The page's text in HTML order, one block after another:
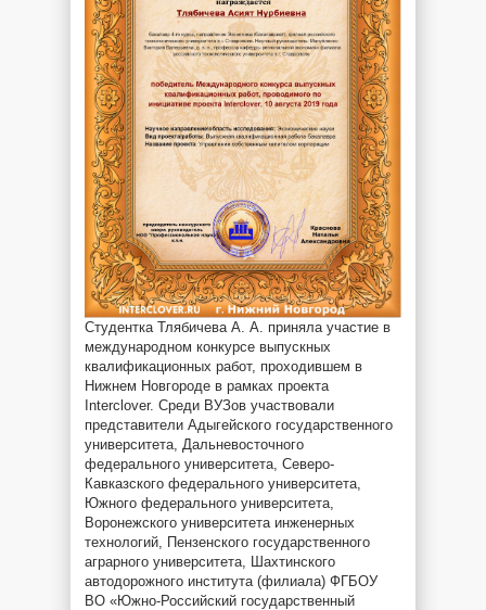
Студентка Тлябичева А. А. приняла участие в
международном конкурсе выпускных
квалификационных работ, проходившем в
Нижнем Новгороде в рамках проекта
Interclover. Среди ВУЗов участвовали
представители Адыгейского государственного
университета, Дальневосточного
федерального университета, Северо-
Кавказского федерального университета,
Южного федерального университета,
Воронежского университета инженерных
технологий, Пензенского государственного
аграрного университета, Шахтинского
автодорожного института (филиала) ФГБОУ
ВО «Южно-Российский государственный